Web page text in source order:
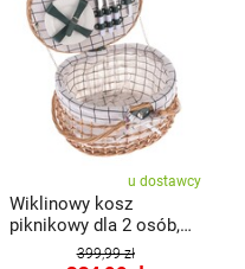
u dostawcy
Wiklinowy kosz
piknikowy dla 2 osób,
42 x 34 x 25 cm, 2,75 kg
399,99 zł